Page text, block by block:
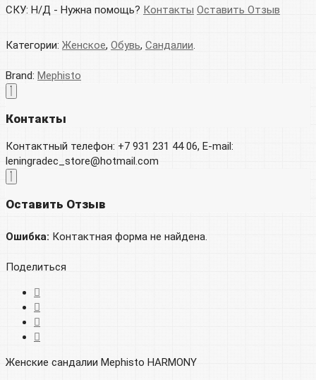
СКУ: Н/Д - Нужна помощь? Контакты Оставить Отзыв
Категории: Женское, Обувь, Сандалии.
Brand: Mephisto
Контакты
Контактный телефон: +7 931 231 44 06, E-mail:
leningradec_store@hotmail.com
Оставить Отзыв
Ошибка: Контактная форма не найдена.
Поделиться
Женские сандалии Mephisto HARMONY